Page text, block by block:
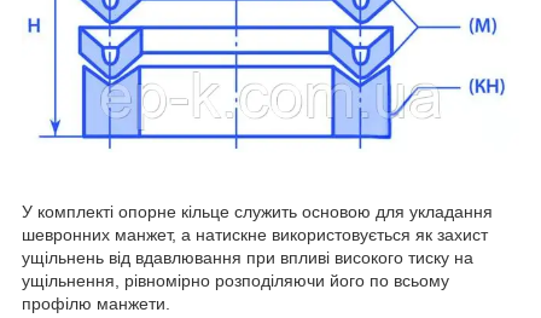
У комплекті опорне кільце служить основою для укладання
шевронних манжет, а натискне використовується як захист
ущільнень від вдавлювання при впливі високого тиску на
ущільнення, рівномірно розподіляючи його по всьому
профілю манжети.